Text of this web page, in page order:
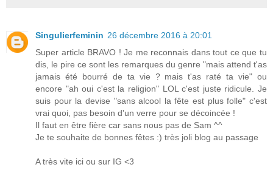
Singulierfeminin 26 décembre 2016 à 20:01
Super article BRAVO ! Je me reconnais dans tout ce que tu
dis, le pire ce sont les remarques du genre "mais attend t'as
jamais été bourré de ta vie ? mais t'as raté ta vie" ou
encore "ah oui c'est la religion" LOL c'est juste ridicule. Je
suis pour la devise "sans alcool la fête est plus folle" c'est
vrai quoi, pas besoin d'un verre pour se décoincée !
Il faut en être fière car sans nous pas de Sam ^^
Je te souhaite de bonnes fêtes :) très joli blog au passage
A très vite ici ou sur IG <3